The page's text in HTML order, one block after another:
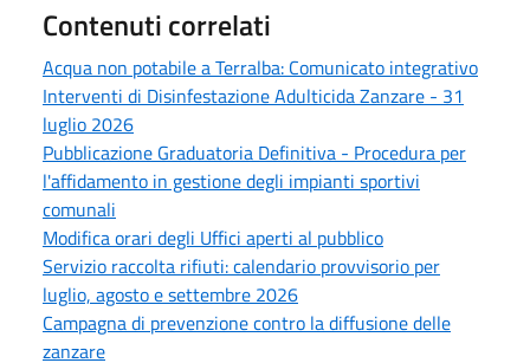
Contenuti correlati
Acqua non potabile a Terralba: Comunicato integrativo
Interventi di Disinfestazione Adulticida Zanzare - 31
luglio 2026
Pubblicazione Graduatoria Definitiva - Procedura per
l'affidamento in gestione degli impianti sportivi
comunali
Modifica orari degli Uffici aperti al pubblico
Servizio raccolta rifiuti: calendario provvisorio per
luglio, agosto e settembre 2026
Campagna di prevenzione contro la diffusione delle
zanzare